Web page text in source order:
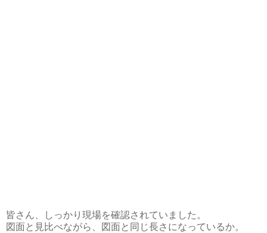
皆さん、しっかり現場を確認されていました。
図面と見比べながら、図面と同じ長さになっているか。